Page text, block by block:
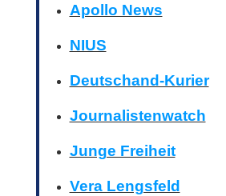
Apollo News
NIUS
Deutschand-Kurier
Journalistenwatch
Junge Freiheit
Vera Lengsfeld